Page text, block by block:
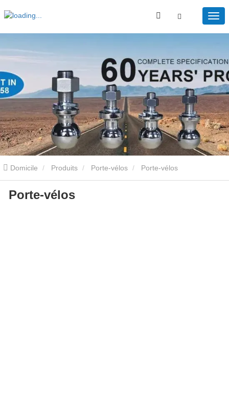
Domicile Produits Porte-vélos Porte-vélos
Porte-vélos